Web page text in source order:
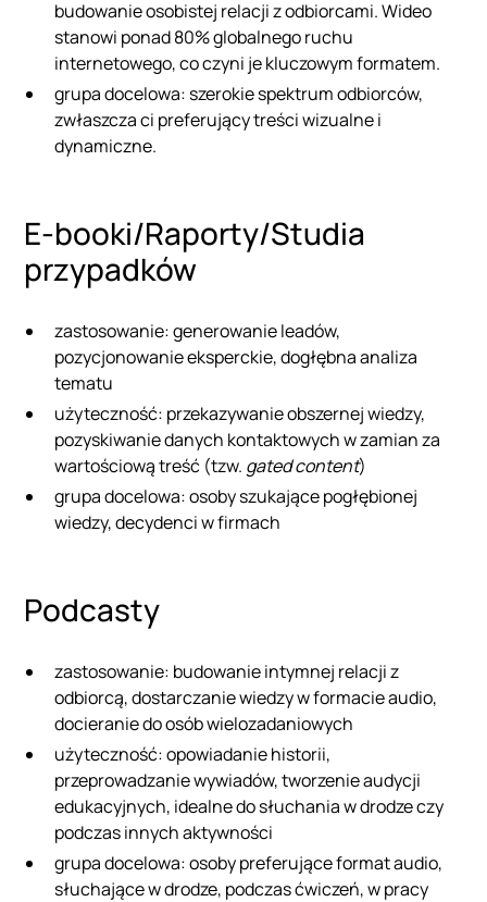
budowanie osobistej relacji z odbiorcami. Wideo
stanowi ponad 80% globalnego ruchu
internetowego, co czyni je kluczowym formatem.
grupa docelowa: szerokie spektrum odbiorców,
zwłaszcza ci preferujący treści wizualne i
dynamiczne.
E-booki/Raporty/Studia
przypadków
zastosowanie: generowanie leadów,
pozycjonowanie eksperckie, dogłębna analiza
tematu
użyteczność: przekazywanie obszernej wiedzy,
pozyskiwanie danych kontaktowych w zamian za
wartościową treść (tzw. gated content)
grupa docelowa: osoby szukające pogłębionej
wiedzy, decydenci w firmach
Podcasty
zastosowanie: budowanie intymnej relacji z
odbiorcą, dostarczanie wiedzy w formacie audio,
docieranie do osób wielozadaniowych
użyteczność: opowiadanie historii,
przeprowadzanie wywiadów, tworzenie audycji
edukacyjnych, idealne do słuchania w drodze czy
podczas innych aktywności
grupa docelowa: osoby preferujące format audio,
słuchające w drodze, podczas ćwiczeń, w pracy